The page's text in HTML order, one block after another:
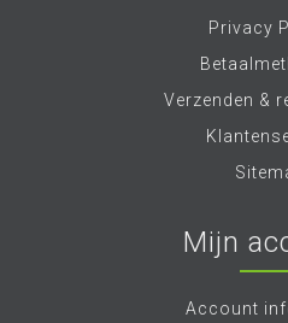
Privacy
Verzenden &
Mijn
Account